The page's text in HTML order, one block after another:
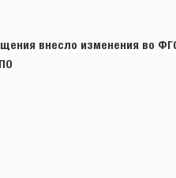
внесло изменения во